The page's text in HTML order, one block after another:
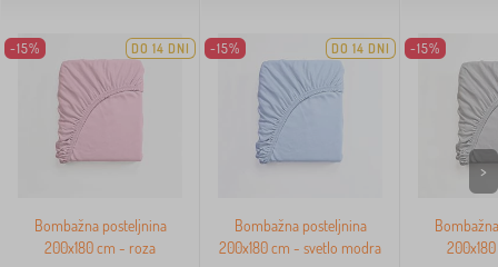
-15% DO 14 DNI
Bombažna posteljnina
200x180 cm - roza
-15% DO 14 DNI
Bombažna posteljnina
200x180 cm - svetlo modra
-15%
>